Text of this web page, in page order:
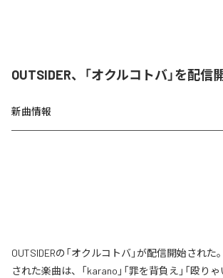
OUTSIDER、「オクルコトバ」を配信
新曲情報
OUTSIDERの「オクルコトバ」が配信開始され
された楽曲は、「karano」「罪を背負え」「殴りゃ